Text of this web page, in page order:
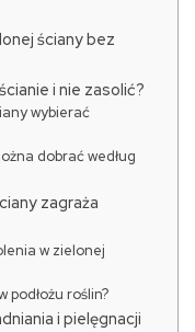
ściany bez
i nie zasolić?
wybierać
dobrać według
zagraża
w zielonej
podłożu roślin?
i pielęgnacji